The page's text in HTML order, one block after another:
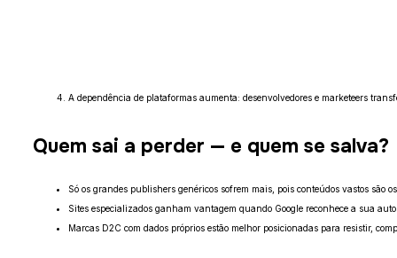
A dependência de plataformas aumenta: desenvolvedores e marketeers
Quem sai a perder — e quem se salva?
Só os grandes publishers genéricos sofrem mais, pois conteúdos vastos são
Sites especializados ganham vantagem quando Google reconhece a sua
Marcas D2C com dados próprios estão melhor posicionadas para resistir,